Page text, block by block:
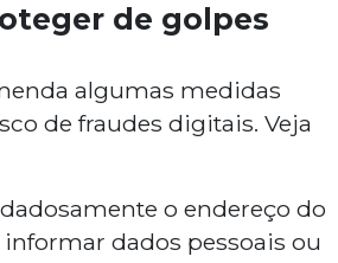
de golpes
algumas medidas
de fraudes digitais. Veja
o endereço do
dados pessoais ou